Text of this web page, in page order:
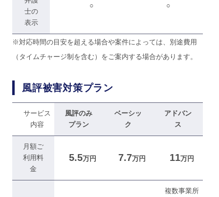
士の
表示
○ ○
※対応時間の目安を超える場合や案件によっては、別途費用
（タイムチャージ制を含む）をご案内する場合があります。
風評被害対策プラン
サービス
内容
風評のみ
プラン
ベーシッ
ク
アドバン
ス
月額ご
利用料
金
5.5万円 7.7万円 11万円
複数事業所